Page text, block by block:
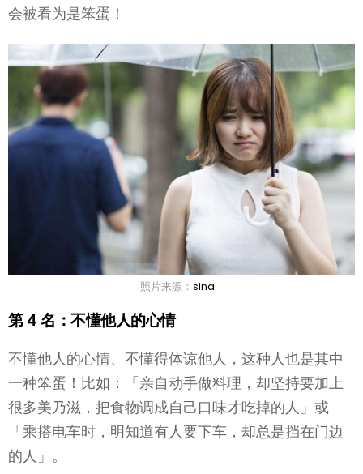
会被看为是笨蛋！
照片来源： sina
第 4 名：不懂他人的心情
不懂他人的心情、不懂得体谅他人，这种人也是其中
一种笨蛋！比如：「亲自动手做料理，却坚持要加上
很多美乃滋，把食物调成自己口味才吃掉的人」或
「乘搭电车时，明知道有人要下车，却总是挡在门边
的人」。